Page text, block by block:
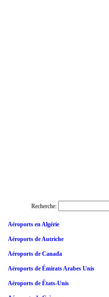
Recherche:
Aéroports en Algérie
Aéroports de Autriche
Aéroports de Canada
Aéroports de Émirats Arabes Unis
Aéroports de États-Unis